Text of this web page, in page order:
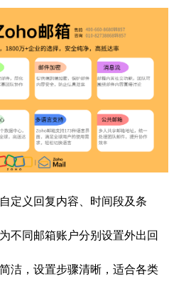
自定义回复内容、时间段及条
不同邮箱账户分别设置外出回
洁，设置步骤清晰，适合各类